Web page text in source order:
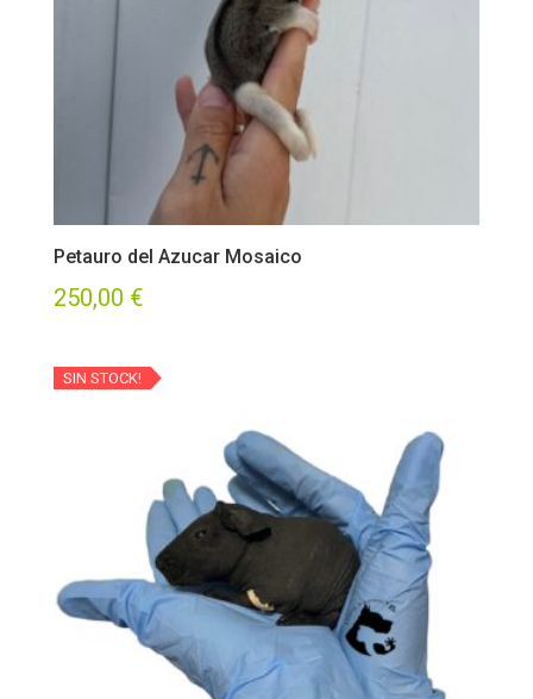
Petauro del Azucar Mosaico
250,00 €
SIN STOCK!